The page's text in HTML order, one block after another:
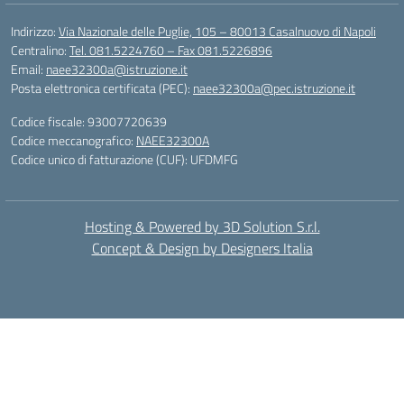
Indirizzo:Via Nazionale delle Puglie, 105 – 80013 Casalnuovo di Napoli
Centralino:Tel. 081.5224760 – Fax 081.5226896
Email: naee32300a@istruzione.it
Posta elettronica certificata (PEC): naee32300a@pec.istruzione.it
Codice fiscale: 93007720639
Codice meccanografico: NAEE32300A
Codice unico di fatturazione (CUF): UFDMFG
Hosting & Powered by 3D Solution S.r.l.
Concept & Design by Designers Italia